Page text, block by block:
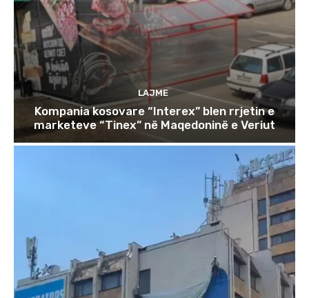
LAJME
Kompania kosovare “Interex” blen rrjetin e
marketeve “Tinex” në Maqedoninë e Veriut